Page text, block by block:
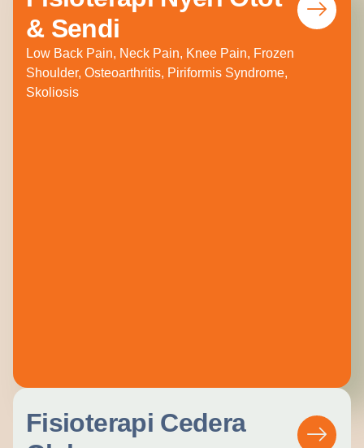
& Sendi
Low Back Pain, Neck Pain, Knee Pain, Frozen
Shoulder, Osteoarthritis, Piriformis Syndrome,
Skoliosis
Fisioterapi Cedera